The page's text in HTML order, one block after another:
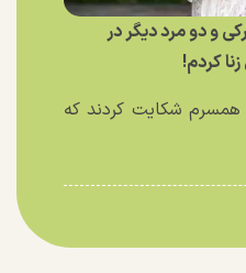
و دو مرد دیگر در
کردم!
شکایت کردند که